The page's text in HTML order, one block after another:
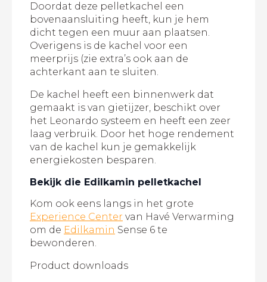
Doordat deze pelletkachel een
bovenaansluiting heeft, kun je hem
dicht tegen een muur aan plaatsen.
Overigens is de kachel voor een
meerprijs (zie extra’s ook aan de
achterkant aan te sluiten.
De kachel heeft een binnenwerk dat
gemaakt is van gietijzer, beschikt over
het Leonardo systeem en heeft een zeer
laag verbruik. Door het hoge rendement
van de kachel kun je gemakkelijk
energiekosten besparen.
Bekijk die Edilkamin pelletkachel
Kom ook eens langs in het grote
Experience Center van Havé Verwarming
om de Edilkamin Sense 6 te
bewonderen.
Product downloads